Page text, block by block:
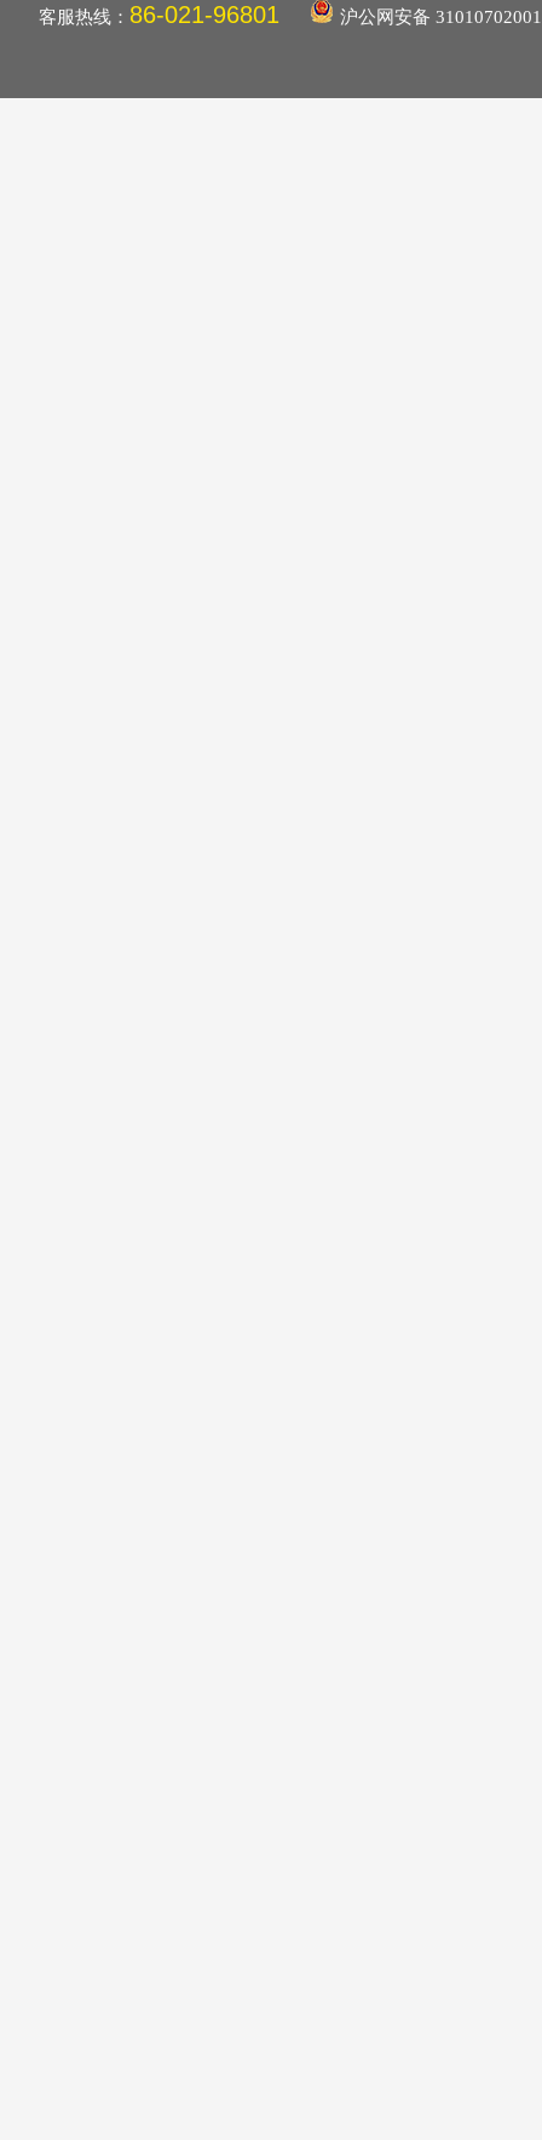
客服热线： 86-021-96801 沪公网安备